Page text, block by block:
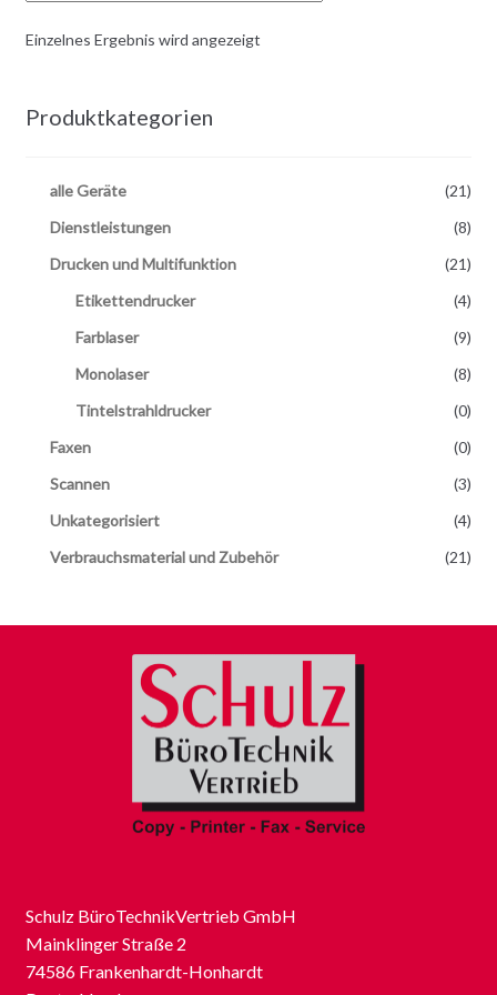
Einzelnes Ergebnis wird angezeigt
Produktkategorien
alle Geräte
(21)
Dienstleistungen
(8)
Drucken und Multifunktion
(21)
Etikettendrucker
(4)
Farblaser
(9)
Monolaser
(8)
Tintelstrahldrucker
(0)
Faxen
(0)
Scannen
(3)
Unkategorisiert
(4)
Verbrauchsmaterial und Zubehör
(21)
Schulz BüroTechnikVertrieb GmbH
Mainklinger Straße 2
74586 Frankenhardt-Honhardt